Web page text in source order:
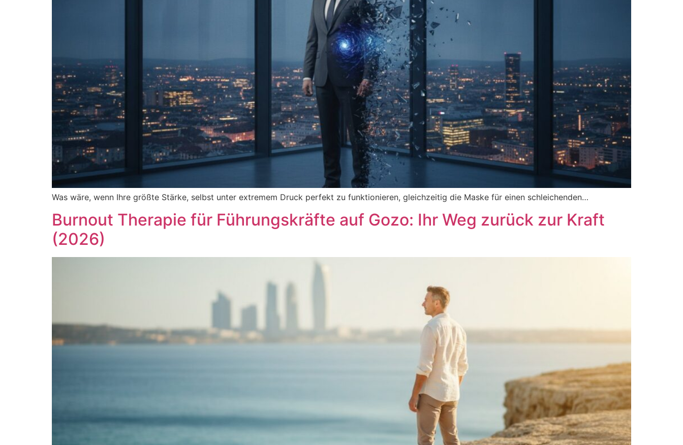
Was wäre, wenn Ihre größte Stärke, selbst unter extremem Druck perfekt zu funktionieren, gleichzeitig die Maske für einen schleichenden…
Burnout Therapie für Führungskräfte auf Gozo: Ihr Weg zurück zur Kraft
(2026)